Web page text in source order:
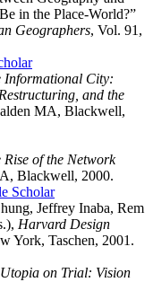
in the Place-World?”
Geographers, Vol. 91,
Informational City:
and the
MA, Blackwell,
Rise of the Network
Blackwell, 2000.
Scholar
Jeffrey Inaba, Rem
Harvard Design
York, Taschen, 2001.
Utopia on Trial: Vision